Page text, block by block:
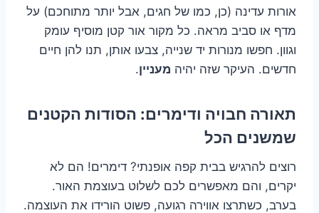
אורות עדינה (כן, כמו של חגים, אבל יותר מתוחכם) על
מדף או סביב מראה. כל מקור אור קטן מוסיף עומק
וגוון. חפשו מנורות יד שנייה, צבעו אותן, תנו להן חיים
חדשים. העיקר שזה יהיה מעניין.
תאורה חבויה ודימרים: הסודות הקטנים
שמשנים הכל
רוצים להרגיש בבית קפה אופנתי? דימרים! הם לא
יקרים, והם מאפשרים לכם לשלוט בעוצמת האור.
בערב, כשתרצו אווירה רגועה, פשוט הורידו את העוצמה.